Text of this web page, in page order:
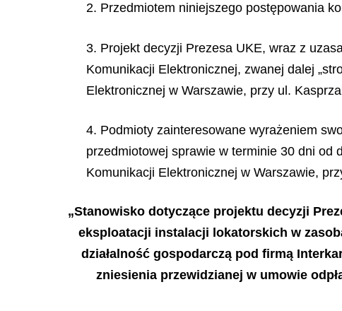
2. Przedmiotem niniejszego postępowania
3. Projekt decyzji Prezesa UKE, wraz z
Komunikacji Elektronicznej, zwanej dalej
Elektronicznej w Warszawie, przy ul.
4. Podmioty zainteresowane wyrażeniem
przedmiotowej sprawie w terminie 30 dni od
Komunikacji Elektronicznej w Warszawie,
„Stanowisko dotyczące projektu decyzji
eksploatacji instalacji lokatorskich w
działalność gospodarczą pod firmą
zniesienia przewidzianej w umowie